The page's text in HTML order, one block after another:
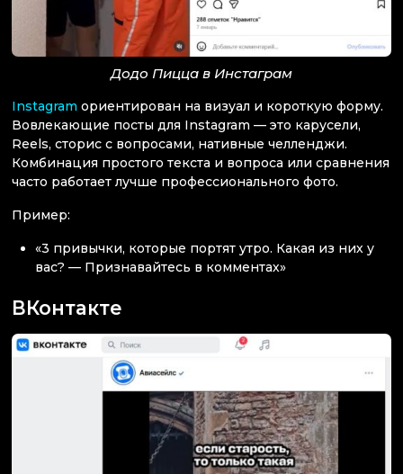
Додо Пицца в Инстаграм
Instagram ориентирован на визуал и короткую форму.
Вовлекающие посты для Instagram — это карусели,
Reels, сторис с вопросами, нативные челленджи.
Комбинация простого текста и вопроса или сравнения
часто работает лучше профессионального фото.
Пример:
«3 привычки, которые портят утро. Какая из них у
вас? — Признавайтесь в комментах»
ВКонтакте